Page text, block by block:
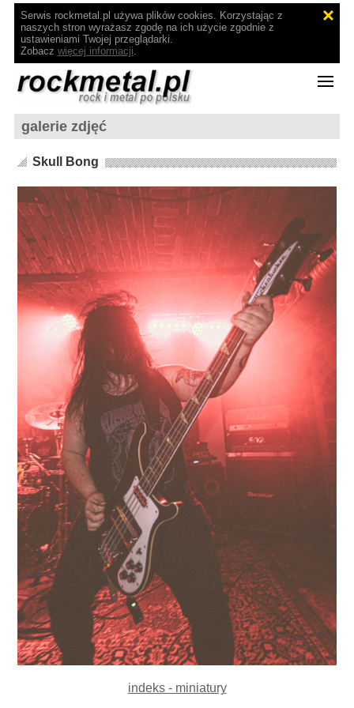
Serwis rockmetal.pl używa plików cookies. Korzystając z
naszych stron wyrażasz zgodę na ich użycie zgodnie z
ustawieniami Twojej przeglądarki.
Zobacz więcej informacji.
galerie zdjęć
Skull Bong
indeks - miniatury